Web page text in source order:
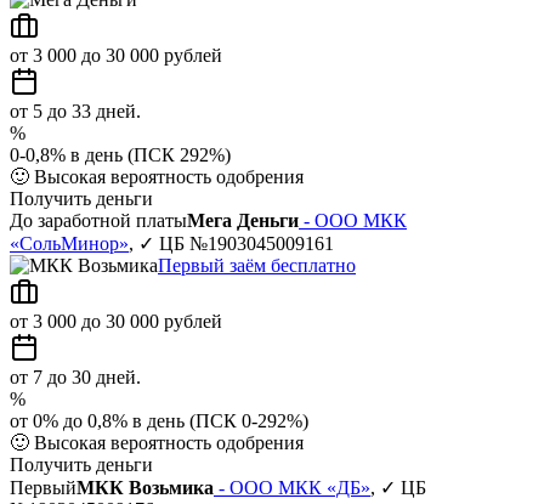
от 3 000 до 30 000 рублей
от 5 до 33 дней.
%
0-0,8% в день (ПСК 292%)
🙂 Высокая вероятность одобрения
Получить деньги
До заработной платыМега Деньги - ООО МКК
«СольМинор», ✓ ЦБ №1903045009161
Первый заём бесплатно
от 3 000 до 30 000 рублей
от 7 до 30 дней.
%
от 0% до 0,8% в день (ПСК 0-292%)
🙂 Высокая вероятность одобрения
Получить деньги
ПервыйМКК Возьмика - ООО МКК «ДБ», ✓ ЦБ